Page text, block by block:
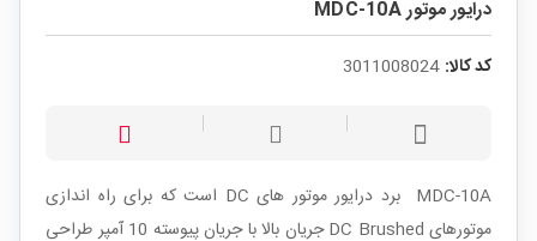
درایور موتور MDC-10A
کد کالا: 3011008024
MDC-10A برد درایور موتور های DC است که برای راه اندازی
موتورهای DC Brushed جریان بالا با جریان پیوسته 10 آمپر طراحی